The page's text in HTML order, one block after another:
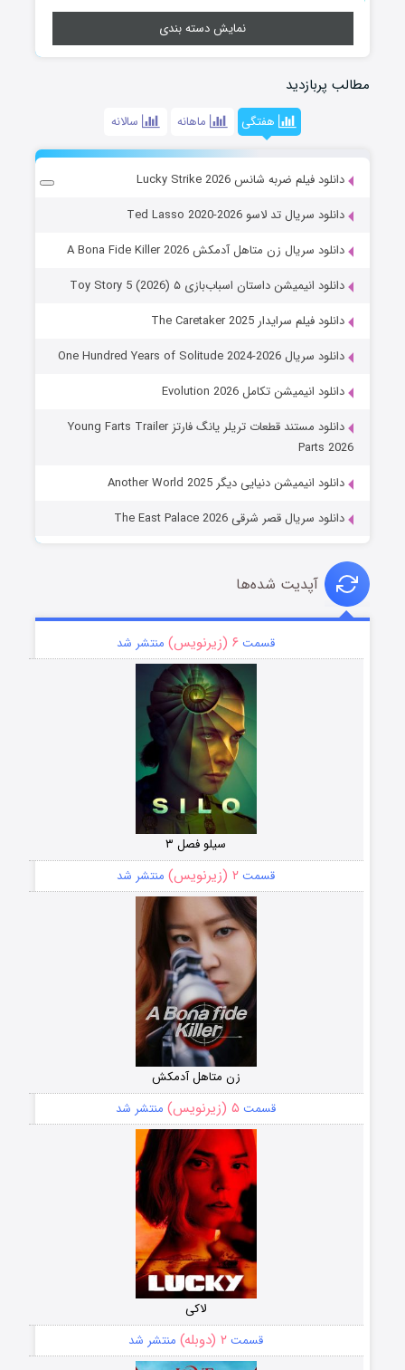
نمایش دسته بندی
مطالب پربازدید
هفتگی ماهانه سالانه
دانلود فیلم ضربه شانس Lucky Strike 2026
دانلود سریال تد لاسو Ted Lasso 2020-2026
دانلود سریال زن متاهل آدمکش A Bona Fide Killer 2026
دانلود انیمیشن داستان اسباب‌بازی ۵ Toy Story 5 (2026)
دانلود فیلم سرایدار The Caretaker 2025
دانلود سریال One Hundred Years of Solitude 2024-2026
دانلود انیمیشن تکامل Evolution 2026
دانلود مستند قطعات تریلر یانگ فارتز Young Farts Trailer
Parts 2026
دانلود انیمیشن دنیایی دیگر Another World 2025
دانلود سریال قصر شرقی The East Palace 2026
آپدیت شده‌ها
قسمت ۶ (زیرنویس) منتشر شد
سیلو فصل ۳
قسمت ۲ (زیرنویس) منتشر شد
زن متاهل آدمکش
قسمت ۵ (زیرنویس) منتشر شد
لاکی
قسمت ۲ (دوبله) منتشر شد